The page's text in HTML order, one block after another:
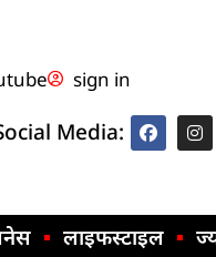
sign in
Media:
लाइफस्टाइल